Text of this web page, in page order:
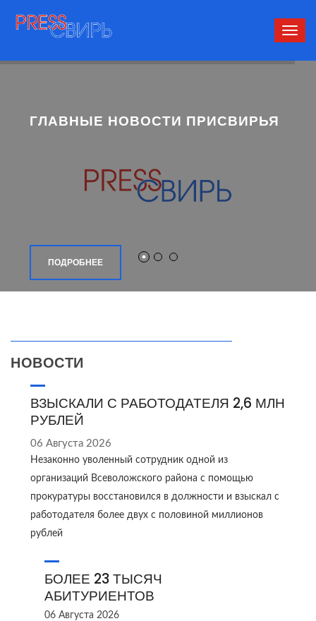
ГЛАВНЫЕ НОВОСТИ ПРИСВИРЬЯ
ПОДРОБНЕЕ
НОВОСТИ
ВЗЫСКАЛИ С РАБОТОДАТЕЛЯ 2,6 МЛН
РУБЛЕЙ
06 Августа 2026
Незаконно уволенный сотрудник одной из
организаций Всеволожского района с помощью
прокуратуры восстановился в должности и взыскал с
работодателя более двух с половиной миллионов
рублей
БОЛЕЕ 23 ТЫСЯЧ
АБИТУРИЕНТОВ
06 Августа 2026